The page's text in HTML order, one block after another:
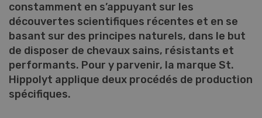
constamment en s’appuyant sur les
découvertes scientifiques récentes et en se
basant sur des principes naturels, dans le but
de disposer de chevaux sains, résistants et
performants. Pour y parvenir, la marque St.
Hippolyt applique deux procédés de production
spécifiques.